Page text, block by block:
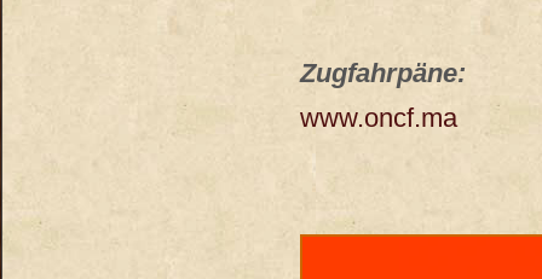
Zugfahrpäne:
www.oncf.ma